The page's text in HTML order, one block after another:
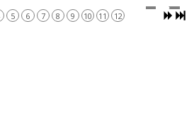
5 6 7 8 9 10 11 12